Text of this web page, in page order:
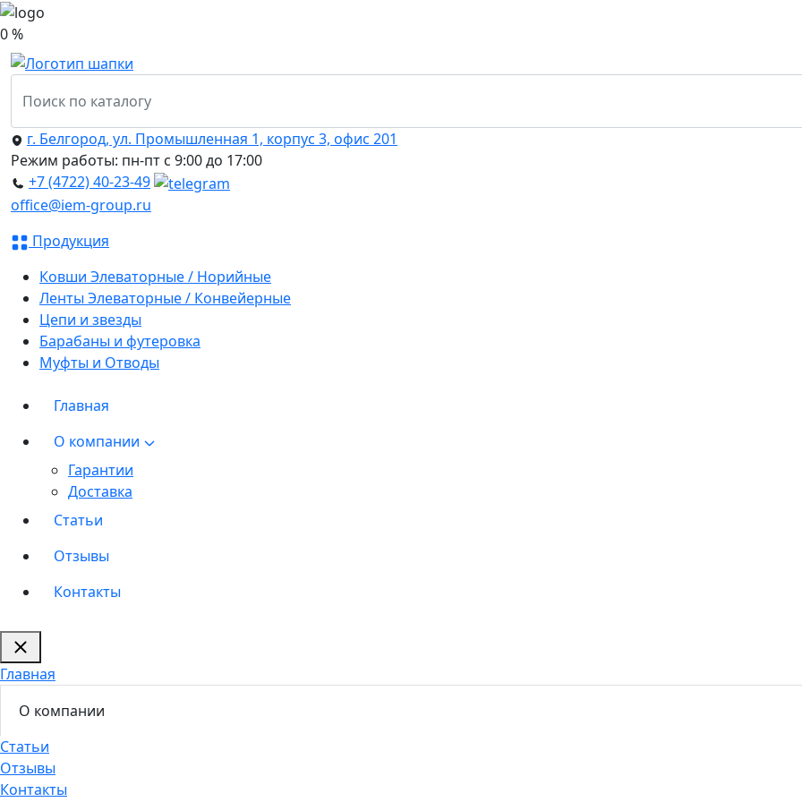
0 %
г. Белгород, ул. Промышленная 1, корпус 3, офис 201
Режим работы: пн-пт с 9:00 до 17:00
+7 (4722) 40-23-49
office@iem-group.ru
Продукция
Ковши Элеваторные / Норийные
Ленты Элеваторные / Конвейерные
Цепи и звезды
Барабаны и футеровка
Муфты и Отводы
Главная
О компании
Гарантии
Доставка
Статьи
Отзывы
Контакты
Главная
О компании
Статьи
Отзывы
Контакты